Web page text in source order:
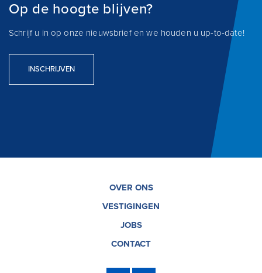
Op de hoogte blijven?
Schrijf u in op onze nieuwsbrief en we houden u up-to-date!
INSCHRIJVEN
OVER ONS
VESTIGINGEN
JOBS
CONTACT